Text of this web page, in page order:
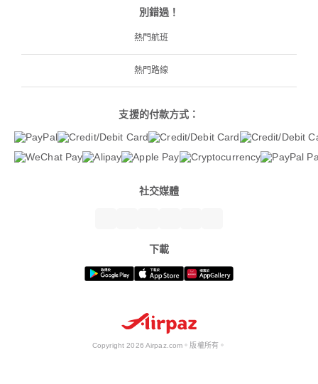
別錯過！
熱門航班
熱門路線
支援的付款方式：
社交媒體
下載
Copyright 2026 Airpaz.com。版權所有。